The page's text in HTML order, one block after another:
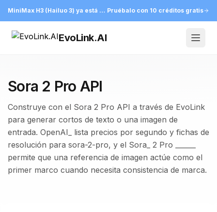
MiniMax H3 (Hailuo 3) ya está en EvoLink Pruébalo con 10 créditos gratis
EvoLink.AI
Sora 2 Pro API
Construye con el Sora 2 Pro API a través de EvoLink
para generar cortos de texto o una imagen de
entrada. OpenAI_ lista precios por segundo y fichas de
resolución para sora-2-pro, y el Sora_ 2 Pro ______
permite que una referencia de imagen actúe como el
primer marco cuando necesita consistencia de marca.